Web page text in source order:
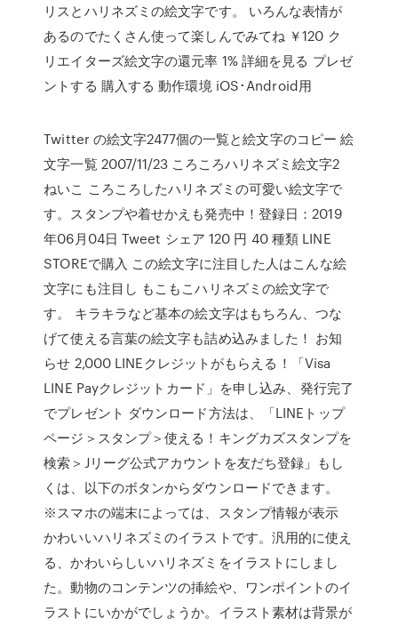
リスとハリネズミの絵文字です。 いろんな表情が
あるのでたくさん使って楽しんでみてね ￥120 ク
リエイターズ絵文字の還元率 1% 詳細を見る プレゼ
ントする 購入する 動作環境 iOS･Android用
Twitter の絵文字2477個の一覧と絵文字のコピー 絵
文字一覧 2007/11/23 ころころハリネズミ絵文字2
ねいこ ころころしたハリネズミの可愛い絵文字で
す。スタンプや着せかえも発売中！登録日：2019
年06月04日 Tweet シェア 120 円 40 種類 LINE
STOREで購入 この絵文字に注目した人はこんな絵
文字にも注目し もこもこハリネズミの絵文字で
す。 キラキラなど基本の絵文字はもちろん、つな
げて使える言葉の絵文字も詰め込みました！ お知
らせ 2,000 LINEクレジットがもらえる！「Visa
LINE Payクレジットカード」を申し込み、発行完了
でプレゼント ダウンロード方法は、「LINEトップ
ページ＞スタンプ＞使える！キングカズスタンプを
検索＞Jリーグ公式アカウントを友だち登録」もし
くは、以下のボタンからダウンロードできます。
※スマホの端末によっては、スタンプ情報が表示
かわいいハリネズミのイラストです。汎用的に使え
る、かわいらしいハリネズミをイラストにしまし
た。動物のコンテンツの挿絵や、ワンポイントのイ
ラストにいかがでしょうか。イラスト素材は背景が